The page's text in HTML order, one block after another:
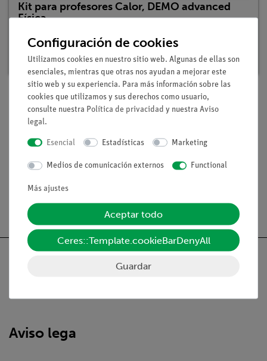
Kit para profesores Calor, DEMO advanced
Física
Plazo de entrega: 3-4 semanas
Volumen de suministro
Envío gratuito a partir de 300,- €.
Aviso lega
Configuración de cookies
Utilizamos cookies en nuestro sitio web. Algunas de ellas son
esenciales, mientras que otras nos ayudan a mejorar este
sitio web y su experiencia. Para más información sobre las
cookies que utilizamos y sus derechos como usuario,
consulte nuestra Política de privacidad y nuestra Aviso
legal.
Esencial Estadísticas Marketing
Medios de comunicación externos Functional
Más ajustes
Aceptar todo
Ceres::Template.cookieBarDenyAll
Guardar